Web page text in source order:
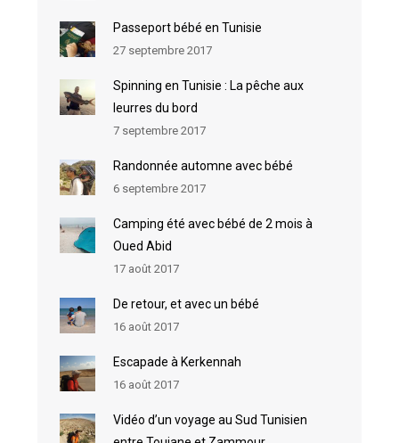
Passeport bébé en Tunisie
27 septembre 2017
Spinning en Tunisie : La pêche aux
leurres du bord
7 septembre 2017
Randonnée automne avec bébé
6 septembre 2017
Camping été avec bébé de 2 mois à
Oued Abid
17 août 2017
De retour, et avec un bébé
16 août 2017
Escapade à Kerkennah
16 août 2017
Vidéo d’un voyage au Sud Tunisien